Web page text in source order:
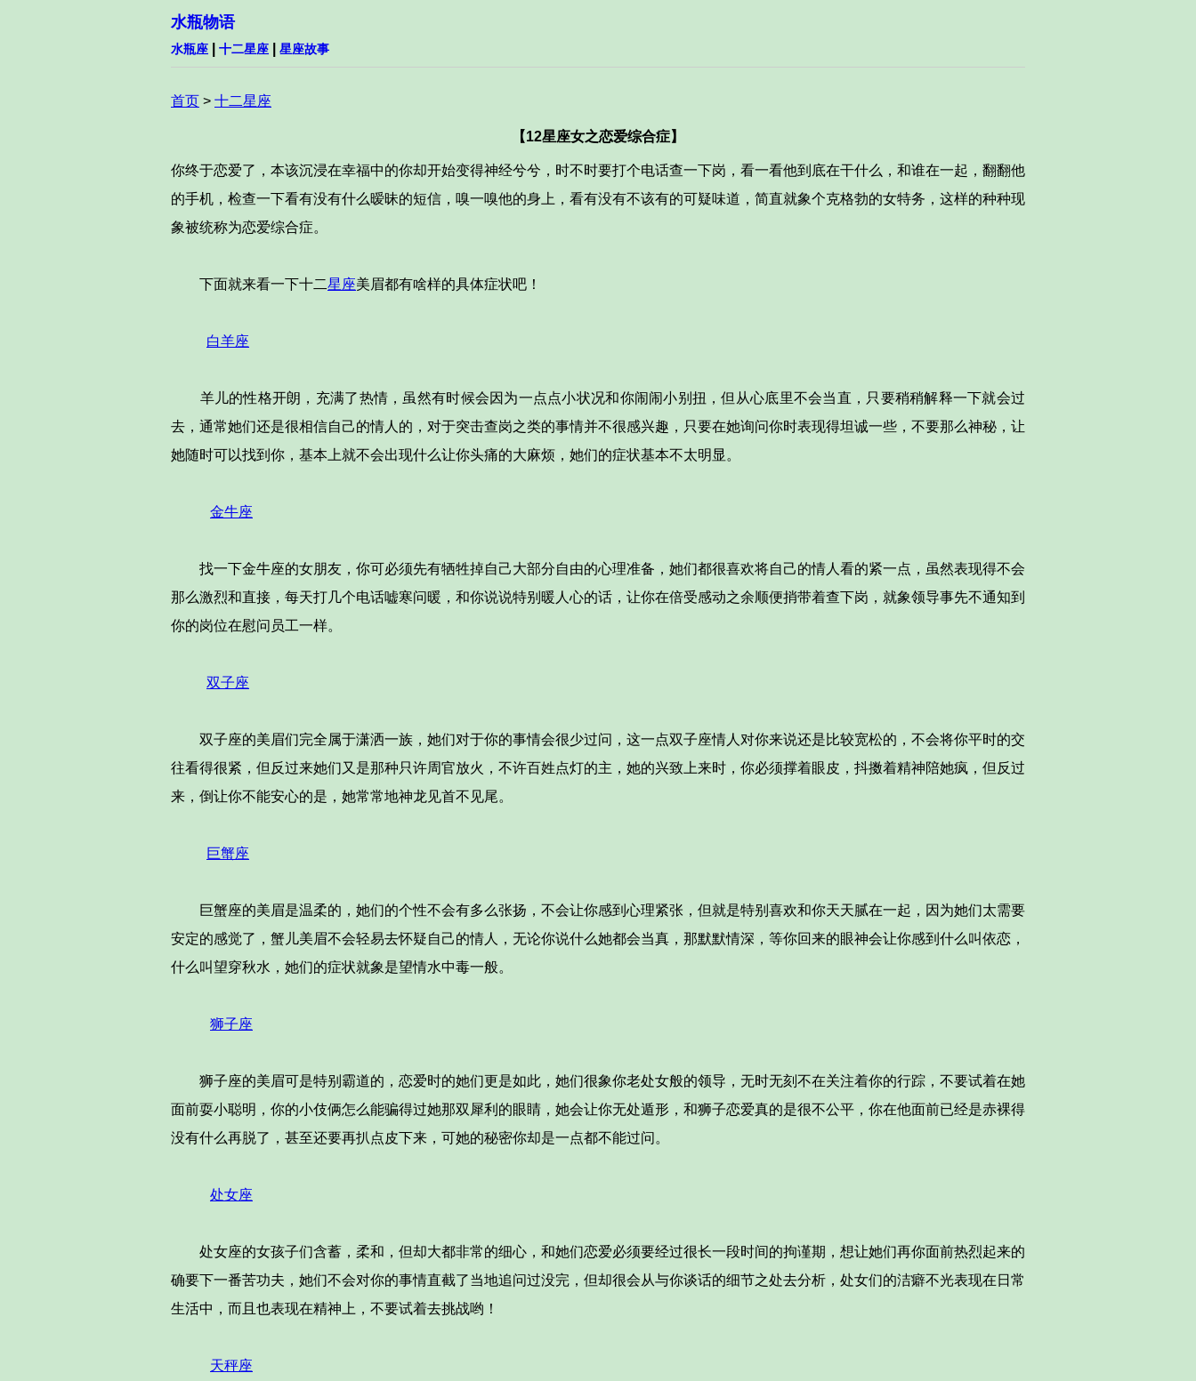
水瓶物语
水瓶座 十二星座 星座故事
首页 > 十二星座
【12星座女之恋爱综合症】
你终于恋爱了，本该沉浸在幸福中的你却开始变得神经兮兮，时不时要打个电话查一下岗，看一看他到底在干什么，和谁在一起，翻翻他
的手机，检查一下看有没有什么暧昧的短信，嗅一嗅他的身上，看有没有不该有的可疑味道，简直就象个克格勃的女特务，这样的种种现
象被统称为恋爱综合症。
下面就来看一下十二星座美眉都有啥样的具体症状吧！
白羊座
羊儿的性格开朗，充满了热情，虽然有时候会因为一点点小状况和你闹闹小别扭，但从心底里不会当直，只要稍稍解释一下就会过
去，通常她们还是很相信自己的情人的，对于突击查岗之类的事情并不很感兴趣，只要在她询问你时表现得坦诚一些，不要那么神秘，让
她随时可以找到你，基本上就不会出现什么让你头痛的大麻烦，她们的症状基本不太明显。
金牛座
找一下金牛座的女朋友，你可必须先有牺牲掉自己大部分自由的心理准备，她们都很喜欢将自己的情人看的紧一点，虽然表现得不会
那么激烈和直接，每天打几个电话嘘寒问暖，和你说说特别暖人心的话，让你在倍受感动之余顺便捎带着查下岗，就象领导事先不通知到
你的岗位在慰问员工一样。
双子座
双子座的美眉们完全属于潇洒一族，她们对于你的事情会很少过问，这一点双子座情人对你来说还是比较宽松的，不会将你平时的交
往看得很紧，但反过来她们又是那种只许周官放火，不许百姓点灯的主，她的兴致上来时，你必须撑着眼皮，抖擞着精神陪她疯，但反过
来，倒让你不能安心的是，她常常地神龙见首不见尾。
巨蟹座
巨蟹座的美眉是温柔的，她们的个性不会有多么张扬，不会让你感到心理紧张，但就是特别喜欢和你天天腻在一起，因为她们太需要
安定的感觉了，蟹儿美眉不会轻易去怀疑自己的情人，无论你说什么她都会当真，那默默情深，等你回来的眼神会让你感到什么叫依恋，
什么叫望穿秋水，她们的症状就象是望情水中毒一般。
狮子座
狮子座的美眉可是特别霸道的，恋爱时的她们更是如此，她们很象你老处女般的领导，无时无刻不在关注着你的行踪，不要试着在她
面前耍小聪明，你的小伎俩怎么能骗得过她那双犀利的眼睛，她会让你无处遁形，和狮子恋爱真的是很不公平，你在他面前已经是赤裸得
没有什么再脱了，甚至还要再扒点皮下来，可她的秘密你却是一点都不能过问。
处女座
处女座的女孩子们含蓄，柔和，但却大都非常的细心，和她们恋爱必须要经过很长一段时间的拘谨期，想让她们再你面前热烈起来的
确要下一番苦功夫，她们不会对你的事情直截了当地追问过没完，但却很会从与你谈话的细节之处去分析，处女们的洁癖不光表现在日常
生活中，而且也表现在精神上，不要试着去挑战哟！
天秤座